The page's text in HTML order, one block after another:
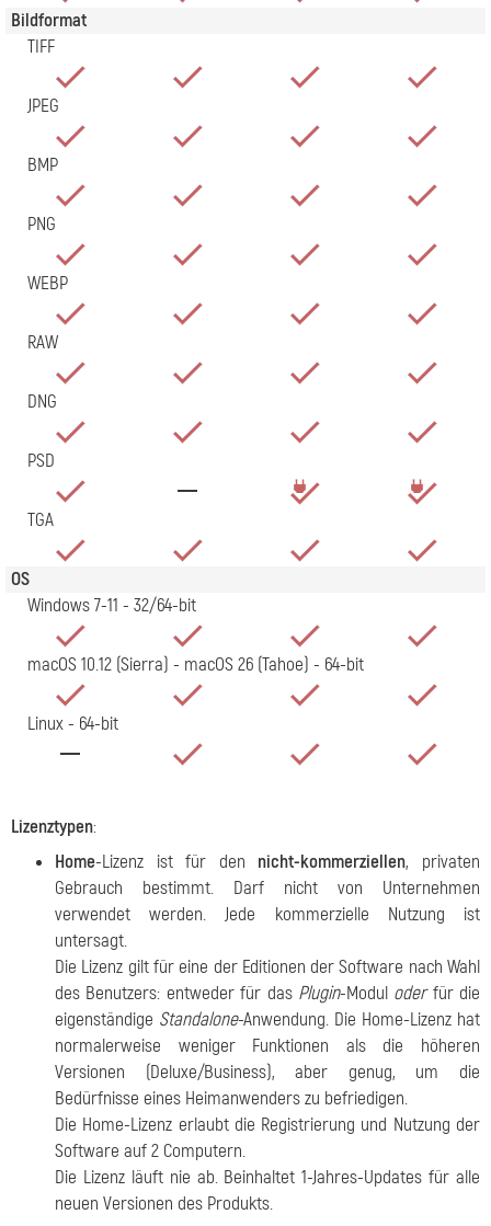
Bildformat
TIFF
JPEG
BMP
PNG
WEBP
RAW
DNG
PSD
TGA
OS
Windows 7-11 - 32/64-bit
macOS 10.12 (Sierra) - macOS 26 (Tahoe) - 64-bit
Linux - 64-bit
Lizenztypen:
Home-Lizenz ist für den nicht-kommerziellen, privaten
Gebrauch bestimmt. Darf nicht von Unternehmen
verwendet werden. Jede kommerzielle Nutzung ist
untersagt.
Die Lizenz gilt für eine der Editionen der Software nach Wahl
des Benutzers: entweder für das Plugin-Modul oderfür die
eigenständige Standalone-Anwendung. Die Home-Lizenz hat
normalerweise weniger Funktionen als die höheren
Versionen (Deluxe/Business), aber genug, um die
Bedürfnisse eines Heimanwenders zu befriedigen.
Die Home-Lizenz erlaubt die Registrierung und Nutzung der
Software auf 2 Computern.
Die Lizenz läuft nie ab. Beinhaltet 1-Jahres-Updates für alle
neuen Versionen des Produkts.